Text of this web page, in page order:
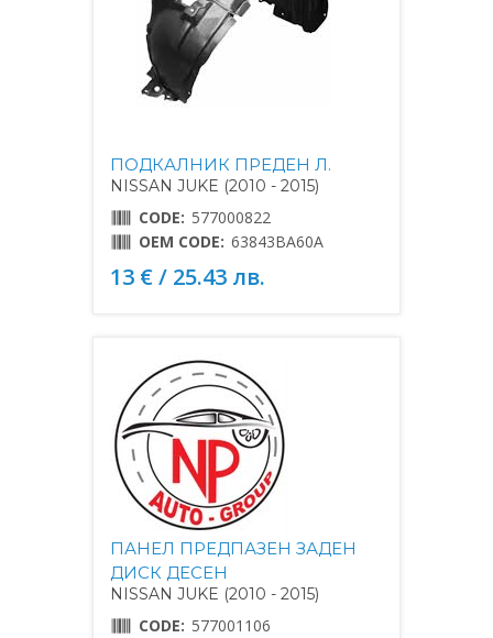
ПОДКАЛНИК ПРЕДЕН Л.
NISSAN JUKE (2010 - 2015)
CODE: 577000822
OEM CODE: 63843BA60A
13 € / 25.43 лв.
ПАНЕЛ ПРЕДПАЗЕН ЗАДЕН
ДИСК ДЕСЕН
NISSAN JUKE (2010 - 2015)
CODE: 577001106